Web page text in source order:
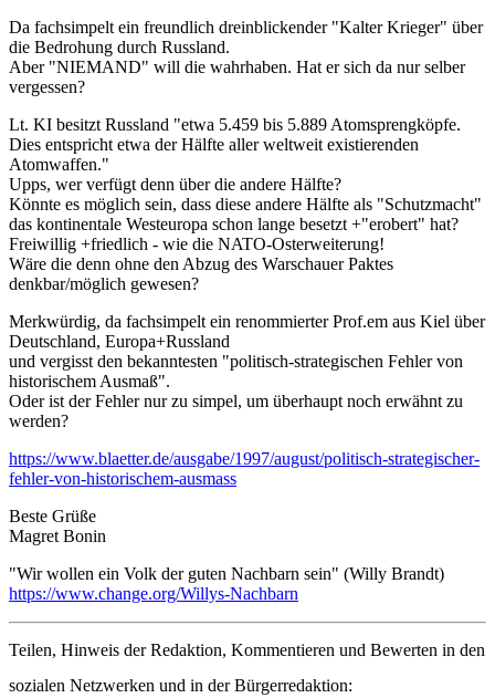
Da fachsimpelt ein freundlich dreinblickender "Kalter Krieger" über
die Bedrohung durch Russland.
Aber "NIEMAND" will die wahrhaben. Hat er sich da nur selber
vergessen?
Lt. KI besitzt Russland "etwa 5.459 bis 5.889 Atomsprengköpfe.
Dies entspricht etwa der Hälfte aller weltweit existierenden
Atomwaffen."
Upps, wer verfügt denn über die andere Hälfte?
Könnte es möglich sein, dass diese andere Hälfte als "Schutzmacht"
das kontinentale Westeuropa schon lange besetzt +"erobert" hat?
Freiwillig +friedlich - wie die NATO-Osterweiterung!
Wäre die denn ohne den Abzug des Warschauer Paktes
denkbar/möglich gewesen?
Merkwürdig, da fachsimpelt ein renommierter Prof.em aus Kiel über
Deutschland, Europa+Russland
und vergisst den bekanntesten "politisch-strategischen Fehler von
historischem Ausmaß".
Oder ist der Fehler nur zu simpel, um überhaupt noch erwähnt zu
werden?
https://www.blaetter.de/ausgabe/1997/august/politisch-strategischer-
fehler-von-historischem-ausmass
Beste Grüße
Magret Bonin
"Wir wollen ein Volk der guten Nachbarn sein" (Willy Brandt)
https://www.change.org/Willys-Nachbarn
Teilen, Hinweis der Redaktion, Kommentieren und Bewerten in den
sozialen Netzwerken und in der Bürgerredaktion: